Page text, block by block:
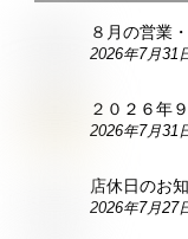
８月の営業
2026年7月31
２０２６年
2026年7月31
店休日のお
2026年7月27